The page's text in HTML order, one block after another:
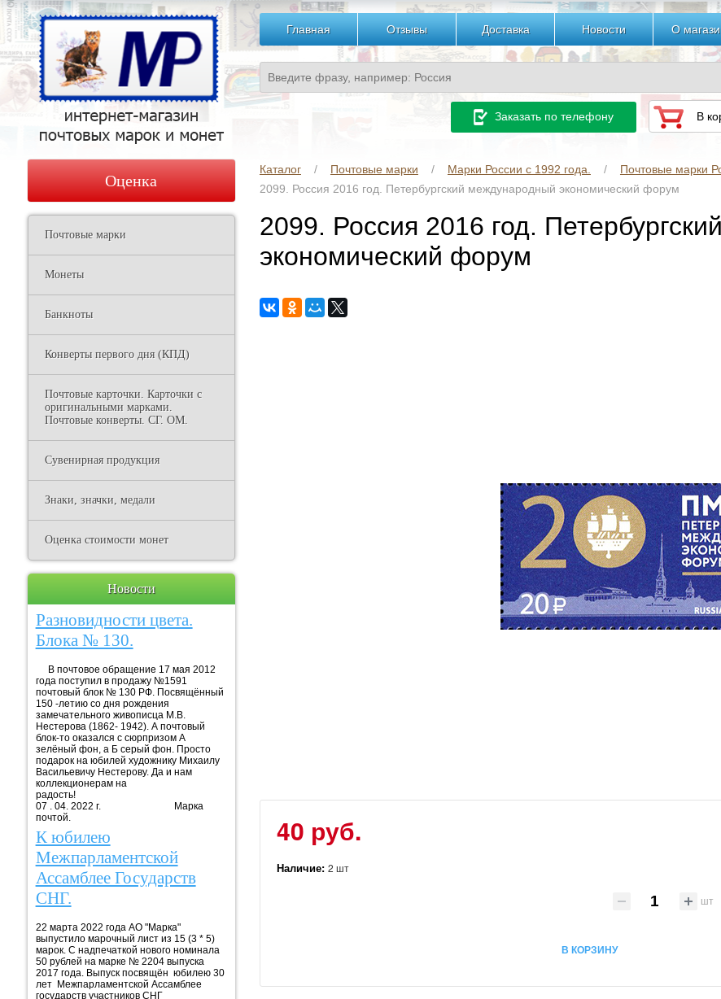
Главная Отзывы Доставка Новости О
Заказать по телефону В
Каталог Почтовые марки Марки России с 1992 года.
Почтовые марки
2099. Россия 2016 год. Петербургский международный экономический форум
2099. Россия 2016 год.
экономический форум
40 руб.
Наличие: 2 шт
шт
В КОРЗИНУ
Оценка
Почтовые марки
Монеты
Банкноты
Конверты первого дня (КПД)
Почтовые карточки. Карточки с
оригинальными марками.
Почтовые конверты. СГ. ОМ.
Сувенирная продукция
Знаки, значки, медали
Оценка стоимости монет
Новости
Разновидности цвета.
Блока № 130.
В почтовое обращение 17 мая 2012
года поступил в продажу №1591
почтовый блок № 130 РФ. Посвящённый
150 -летию со дня рождения
замечательного живописца М.В.
Нестерова (1862- 1942). А почтовый
блок-то оказался с сюрпризом А
зелёный фон, а Б серый фон. Просто
подарок на юбилей художнику Михаилу
Васильевичу Нестерову. Да и нам
коллекционерам на
радость!
07 . 04. 2022 г. Марка
почтой.
К юбилею
Межпарламентской
Ассамблее Государств
СНГ.
22 марта 2022 года АО "Марка"
выпустило марочный лист из 15 (3 * 5)
марок. С надпечаткой нового номинала
50 рублей на марке № 2204 выпуска
2017 года. Выпуск посвящён юбилею 30
лет Межпарламентской Ассамблее
государств участников СНГ